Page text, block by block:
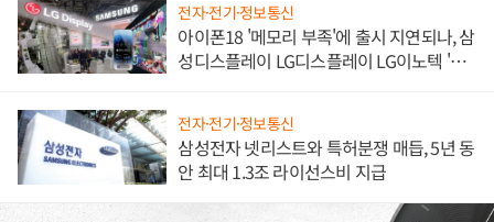
전자·전기·정보통신
아이폰18 '메모리 부족'에 출시 지연되나, 삼
성디스플레이 LG디스플레이 LG이노텍 '탈
전자·전기·정보통신
삼성전자 넷리스트와 특허분쟁 매듭, 5년 동
안 최대 1.3조 라이선스비 지급